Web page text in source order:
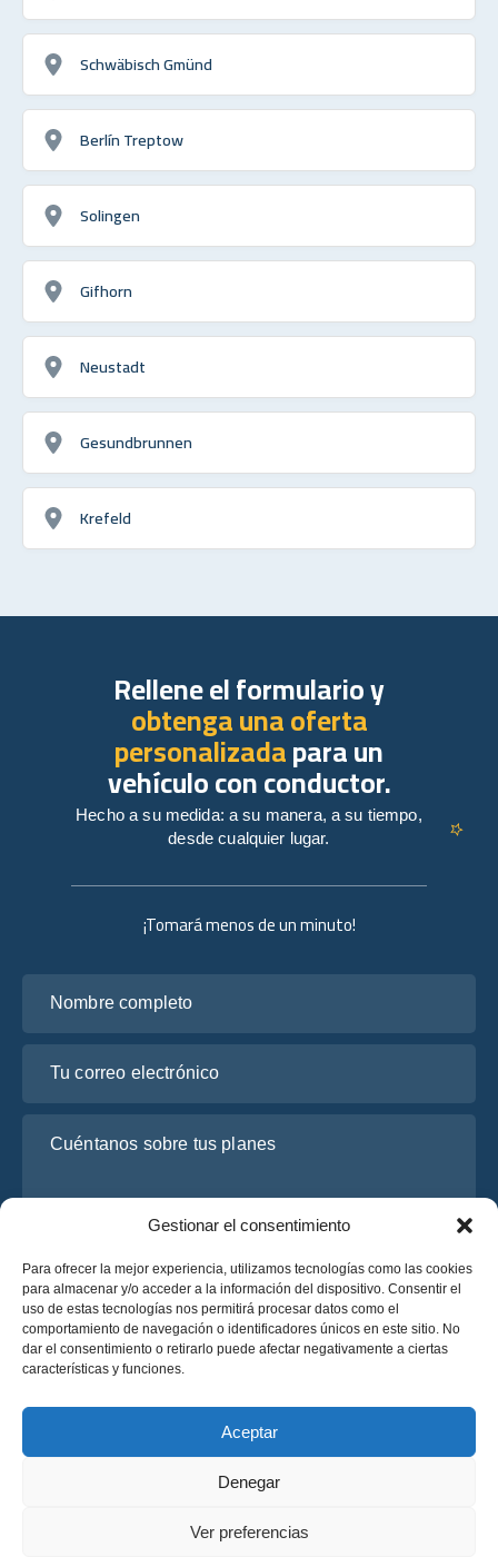
Gestionar el consentimiento
Para ofrecer la mejor experiencia, utilizamos tecnologías como las cookies
para almacenar y/o acceder a la información del dispositivo. Consentir el
uso de estas tecnologías nos permitirá procesar datos como el
comportamiento de navegación o identificadores únicos en este sitio. No
dar el consentimiento o retirarlo puede afectar negativamente a ciertas
características y funciones.
Aceptar
Denegar
Ver preferencias
Schwäbisch Gmünd
Berlín Treptow
Solingen
Gifhorn
Neustadt
Gesundbrunnen
Krefeld
© 2025 OsaBus © Todos los derechos reservados.
¡Tomará menos de un minuto!
He leído y acepto laPolítica de Privacidadde OsaBus.
Solicite un presupuesto
Solicite un presupuesto
Rellene el formulario y
obtenga una oferta
personalizadapara un
vehículo con conductor.
Hecho a su medida: a su manera, a su tiempo,
desde cualquier lugar.